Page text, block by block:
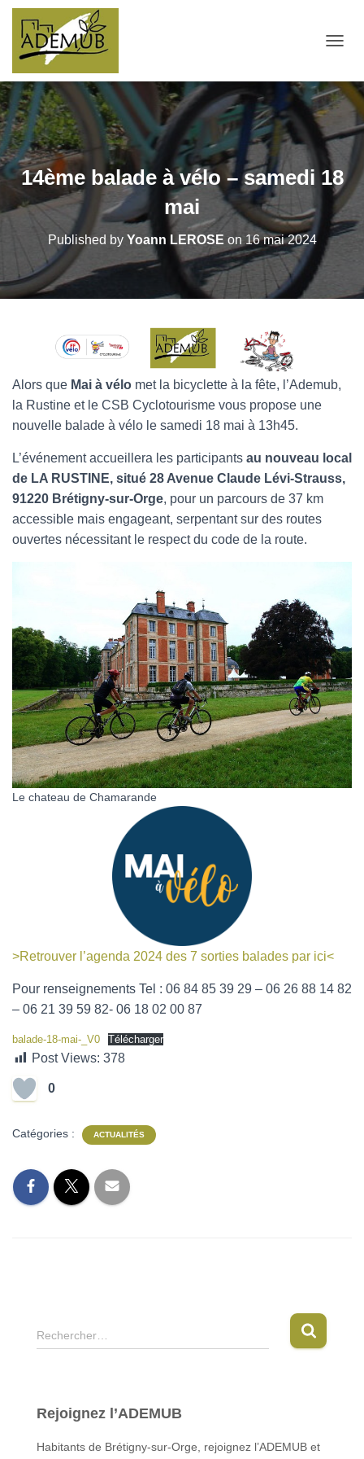
14ème balade à vélo – samedi 18
mai
Published by Yoann LEROSE on 16 mai 2024
Alors que Mai à vélo met la bicyclette à la fête, l’Ademub,
la Rustine et le CSB Cyclotourisme vous propose une
nouvelle balade à vélo le samedi 18 mai à 13h45.
L’événement accueillera les participants au nouveau local
de LA RUSTINE, situé 28 Avenue Claude Lévi-Strauss,
91220 Brétigny-sur-Orge, pour un parcours de 37 km
accessible mais engageant, serpentant sur des routes
ouvertes nécessitant le respect du code de la route.
Le chateau de Chamarande
>Retrouver l’agenda 2024 des 7 sorties balades par ici<
Pour renseignements Tel : 06 84 85 39 29 – 06 26 88 14 82
– 06 21 39 59 82- 06 18 02 00 87
balade-18-mai-_V0 Télécharger
Post Views: 378
0
Catégories : ACTUALITÉS
R
e
r
h
Rechercher…
Rejoignez l’ADEMUB
Habitants de Brétigny-sur-Orge, rejoignez l’ADEMUB et